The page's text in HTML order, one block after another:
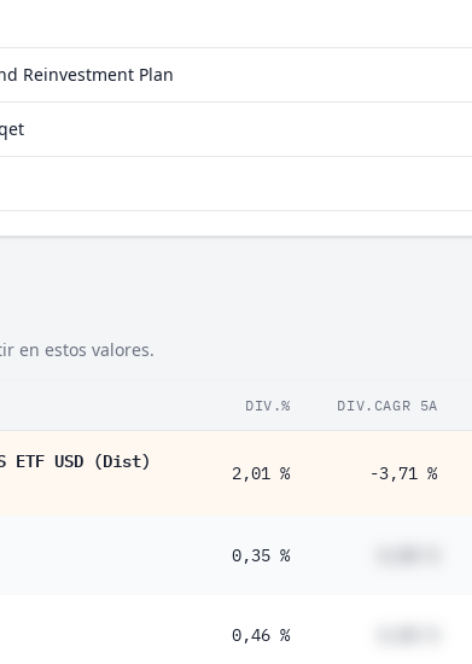
Reinvestment Plan
en estos valores.
DIV.% DIV.CAGR 5A
ETF USD (Dist)
2,01 % -3,71 %
0,35 %
0,46 %